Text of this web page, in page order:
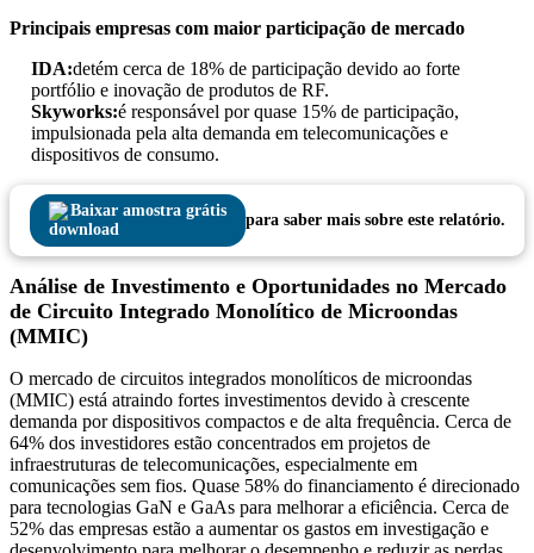
Principais empresas com maior participação de mercado
IDA:detém cerca de 18% de participação devido ao forte
portfólio e inovação de produtos de RF.
Skyworks:é responsável por quase 15% de participação,
impulsionada pela alta demanda em telecomunicações e
dispositivos de consumo.
Baixar amostra grátis
para saber mais sobre este relatório.
Análise de Investimento e Oportunidades no Mercado
de Circuito Integrado Monolítico de Microondas
(MMIC)
O mercado de circuitos integrados monolíticos de microondas
(MMIC) está atraindo fortes investimentos devido à crescente
demanda por dispositivos compactos e de alta frequência. Cerca de
64% dos investidores estão concentrados em projetos de
infraestruturas de telecomunicações, especialmente em
comunicações sem fios. Quase 58% do financiamento é direcionado
para tecnologias GaN e GaAs para melhorar a eficiência. Cerca de
52% das empresas estão a aumentar os gastos em investigação e